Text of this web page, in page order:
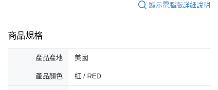
顯示電腦版詳細說明
商品規格
產品產地 美國
產品顏色 紅 / RED